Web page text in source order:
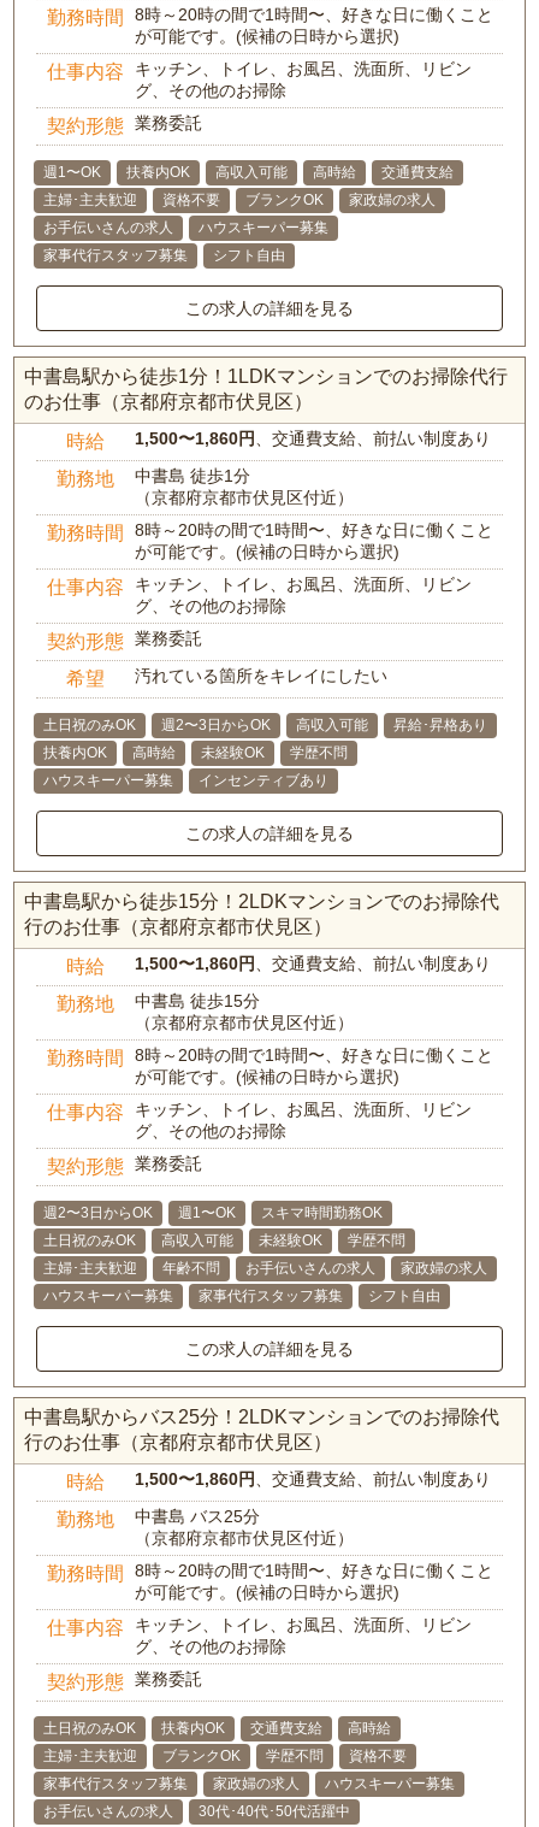
勤務時間
8時～20時の間で1時間〜、好きな日に働くこと
が可能です。(候補の日時から選択)
仕事内容
キッチン、トイレ、お風呂、洗面所、リビン
グ、その他のお掃除
契約形態 業務委託
週1〜OK 扶養内OK 高収入可能 高時給
交通費支給
主婦･主夫歓迎
資格不要 ブランクOK
家政婦の求人
お手伝いさんの求人
ハウスキーパー募集
家事代行スタッフ募集
シフト自由
この求人の詳細を見る
中書島駅から徒歩1分！1LDKマンションでのお掃除代行
のお仕事（京都府京都市伏見区）
時給 1,500〜1,860円 、交通費支給、前払い制度あり
勤務地
中書島 徒歩1分
（京都府京都市伏見区付近）
勤務時間
8時～20時の間で1時間〜、好きな日に働くこと
が可能です。(候補の日時から選択)
仕事内容
キッチン、トイレ、お風呂、洗面所、リビン
グ、その他のお掃除
契約形態 業務委託
希望 汚れている箇所をキレイにしたい
土日祝のみOK 週2〜3日からOK 高収入可能
昇給･昇格あり
扶養内OK
高時給 未経験OK
学歴不問
ハウスキーパー募集
インセンティブあり
この求人の詳細を見る
中書島駅から徒歩15分！2LDKマンションでのお掃除代
行のお仕事（京都府京都市伏見区）
時給 1,500〜1,860円 、交通費支給、前払い制度あり
勤務地
中書島 徒歩15分
（京都府京都市伏見区付近）
勤務時間
8時～20時の間で1時間〜、好きな日に働くこと
が可能です。(候補の日時から選択)
仕事内容
キッチン、トイレ、お風呂、洗面所、リビン
グ、その他のお掃除
契約形態 業務委託
週2〜3日からOK 週1〜OK
スキマ時間勤務OK
土日祝のみOK
高収入可能 未経験OK
学歴不問
主婦･主夫歓迎
年齢不問 お手伝いさんの求人
家政婦の求人
ハウスキーパー募集
家事代行スタッフ募集 シフト自由
この求人の詳細を見る
中書島駅からバス25分！2LDKマンションでのお掃除代
行のお仕事（京都府京都市伏見区）
時給 1,500〜1,860円 、交通費支給、前払い制度あり
勤務地
中書島 バス25分
（京都府京都市伏見区付近）
勤務時間
8時～20時の間で1時間〜、好きな日に働くこと
が可能です。(候補の日時から選択)
仕事内容
キッチン、トイレ、お風呂、洗面所、リビン
グ、その他のお掃除
契約形態 業務委託
土日祝のみOK 扶養内OK 交通費支給
高時給
主婦･主夫歓迎
ブランクOK 学歴不問
資格不要
家事代行スタッフ募集
家政婦の求人
ハウスキーパー募集
お手伝いさんの求人
30代･40代･50代活躍中